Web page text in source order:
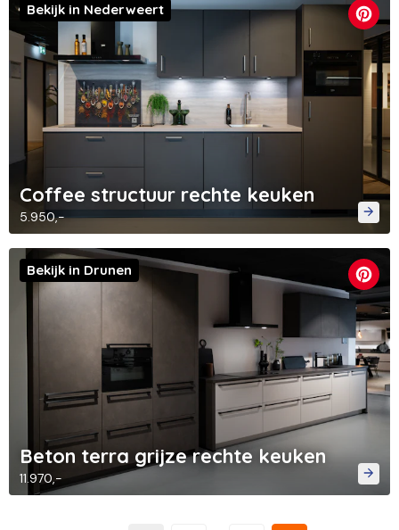
Coffee structuur rechte keuken
5.950,-
Bekijk in Nederweert
Beton terra grijze rechte keuken
11.970,-
Bekijk in Drunen